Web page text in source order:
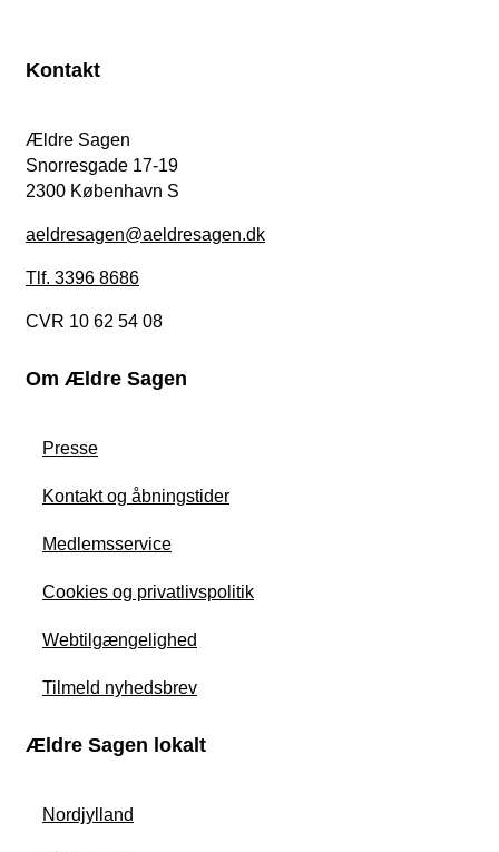
Kontakt
Ældre Sagen
Snorresgade 17-19
2300 København S
aeldresagen@aeldresagen.dk
Tlf. 3396 8686
CVR 10 62 54 08
Om Ældre Sagen
Presse
Kontakt og åbningstider
Medlemsservice
Cookies og privatlivspolitik
Webtilgængelighed
Tilmeld nyhedsbrev
Ældre Sagen lokalt
Nordjylland